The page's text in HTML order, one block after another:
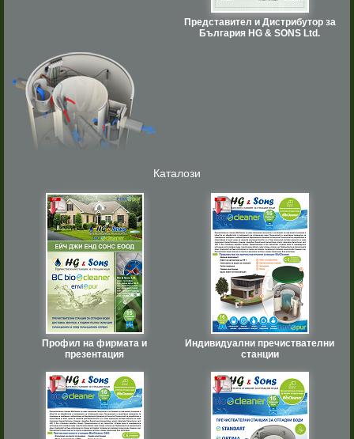
Представител и Дистрибутор за
България HG & SONS Ltd.
Каталози
Профил на фирмата и
презентация
Индивидуални пречиствателни
станции